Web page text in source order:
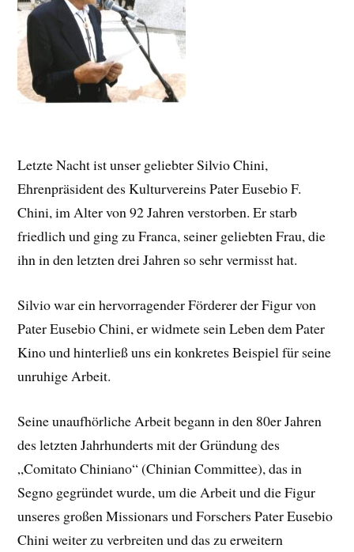
Letzte Nacht ist unser geliebter Silvio Chini,
Ehrenpräsident des Kulturvereins Pater Eusebio F.
Chini, im Alter von 92 Jahren verstorben. Er starb
friedlich und ging zu Franca, seiner geliebten Frau, die
ihn in den letzten drei Jahren so sehr vermisst hat.
Silvio war ein hervorragender Förderer der Figur von
Pater Eusebio Chini, er widmete sein Leben dem Pater
Kino und hinterließ uns ein konkretes Beispiel für seine
unruhige Arbeit.
Seine unaufhörliche Arbeit begann in den 80er Jahren
des letzten Jahrhunderts mit der Gründung des
„Comitato Chiniano“ (Chinian Committee), das in
Segno gegründet wurde, um die Arbeit und die Figur
unseres großen Missionars und Forschers Pater Eusebio
Chini weiter zu verbreiten und das zu erweitern